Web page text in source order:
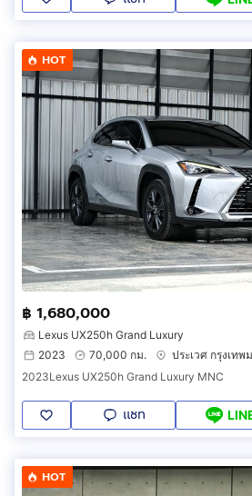
HOT
฿ 1,680,000
Lexus UX250h Grand Luxury
2023
70,000 กม.
ประเวศ กรุงเท
2023Lexus UX250h Grand Luxury MNC
แชท
HOT